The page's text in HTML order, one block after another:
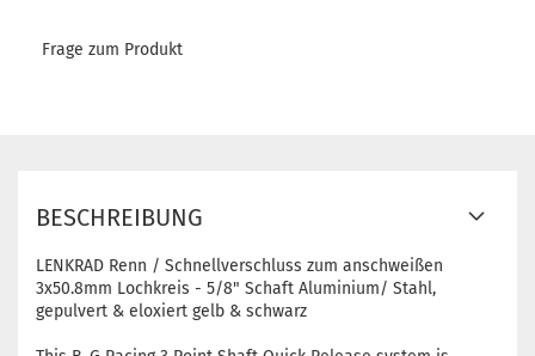
Frage zum Produkt
BESCHREIBUNG
LENKRAD Renn / Schnellverschluss zum anschweißen
3x50.8mm Lochkreis - 5/8" Schaft Aluminium/ Stahl,
gepulvert & eloxiert gelb & schwarz